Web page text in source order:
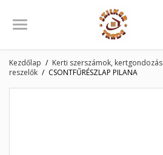
Kezdőlap Kerti szerszámok, kertgondozás
reszelők
CSONTFŰRÉSZLAP PILANA